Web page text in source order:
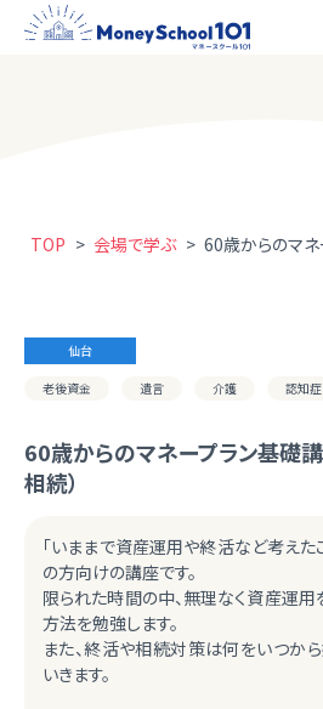
TOP > 会場で学ぶ > 60歳からのマネ
仙台
老後資金 遺言 介護 認知症
60歳からのマネープラン基礎講
相続）
「いままで資産運用や終活など考えた
の方向けの講座です。
限られた時間の中、無理なく資産運用
方法を勉強します。
また、終活や相続対策は何をいつか
いきます。